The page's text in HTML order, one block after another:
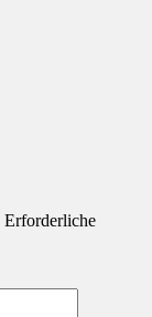
Erforderliche